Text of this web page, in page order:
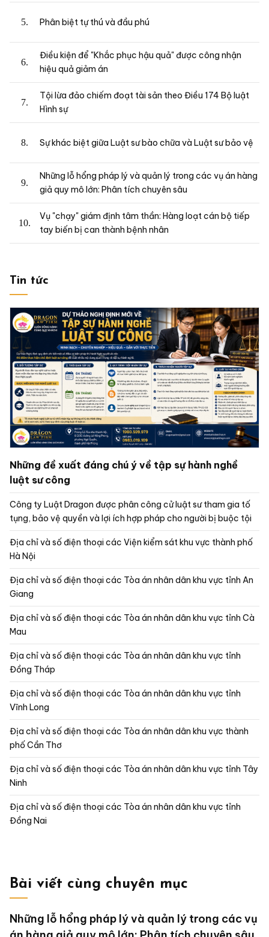
Phân biệt tự thú và đầu phú
Điều kiện để "Khắc phục hậu quả" được công nhận
hiệu quả giảm án
Tội lừa đảo chiếm đoạt tài sản theo Điều 174 Bộ luật
Hình sự
Sự khác biệt giữa Luật sư bào chữa và Luật sư bảo vệ
Những lỗ hổng pháp lý và quản lý trong các vụ án hàng
giả quy mô lớn: Phân tích chuyên sâu
Vụ "chạy" giám định tâm thần: Hàng loạt cán bộ tiếp
tay biến bị can thành bệnh nhân
Tin tức
Những đề xuất đáng chú ý về tập sự hành nghề
luật sư công
Công ty Luật Dragon được phân công cử luật sư tham gia tố
tụng, bảo vệ quyền và lợi ích hợp pháp cho người bị buộc tội
Địa chỉ và số điện thoại các Viện kiểm sát khu vực thành phố
Hà Nội
Địa chỉ và số điện thoại các Tòa án nhân dân khu vực tỉnh An
Giang
Địa chỉ và số điện thoại các Tòa án nhân dân khu vực tỉnh Cà
Mau
Địa chỉ và số điện thoại các Tòa án nhân dân khu vực tỉnh
Đồng Tháp
Địa chỉ và số điện thoại các Tòa án nhân dân khu vực tỉnh
Vĩnh Long
Địa chỉ và số điện thoại các Tòa án nhân dân khu vực thành
phố Cần Thơ
Địa chỉ và số điện thoại các Tòa án nhân dân khu vực tỉnh Tây
Ninh
Địa chỉ và số điện thoại các Tòa án nhân dân khu vực tỉnh
Đồng Nai
Bài viết cùng chuyên mục
Những lỗ hổng pháp lý và quản lý trong các vụ